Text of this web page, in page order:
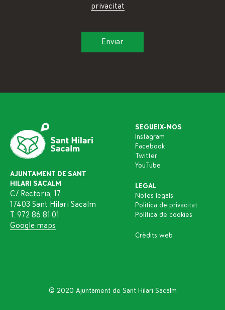
privacitat
AJUNTAMENT DE SANT
HILARI SACALM
C/ Rectoria, 17
17403 Sant Hilari Sacalm
T. 972 86 81 01
Google maps
SEGUEIX-NOS
Instagram
Facebook
Twitter
YouTube
LEGAL
Notes legals
Política de privacitat
Política de cookies
Crèdits web
© 2020 Ajuntament de Sant Hilari Sacalm